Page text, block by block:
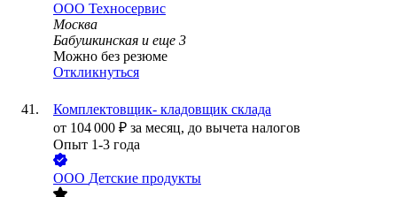
ООО Техносервис
Москва
Бабушкинская и еще 3
Можно без резюме
Откликнуться
Комплектовщик- кладовщик склада
от 104 000 ₽ за месяц, до вычета налогов
Опыт 1-3 года
ООО Детские продукты